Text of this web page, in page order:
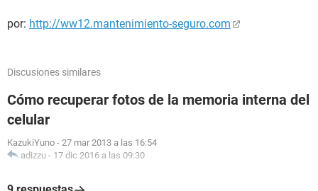
por: http://ww12.mantenimiento-seguro.com
Discusiones similares
Cómo recuperar fotos de la memoria interna del
celular
KazukiYuno - 27 mar 2013 a las 16:54
adizzu - 17 dic 2016 a las 09:30